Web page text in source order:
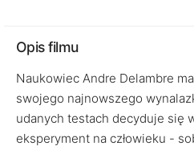
Opis filmu
Naukowiec Andre Delambre
swojego najnowszego
udanych testach decyduje się
eksperyment na człowieku -